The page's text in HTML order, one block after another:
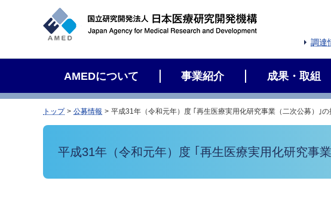
調達
AMEDについて 事業紹介 成果・取組
トップ 公募情報 平成31年（令和元年）度 ｢再生医療実用化研究事業（二次公募）｣
平成31年（令和元年）度 ｢再生医療実用化研究事